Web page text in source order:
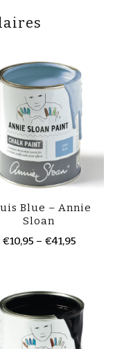
Blue – Annie
Sloan
€10,95 – €41,95